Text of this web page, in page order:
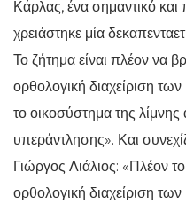
Κάρλας, ένα σημαντικό
χρειάστηκε μία
Το ζήτημα είναι πλέον να
ορθολογική διαχείριση
το οικοσύστημα της λίμνης
υπεράντλησης». Και
Γιώργος Λιάλιος: «Πλέον
ορθολογική διαχείριση